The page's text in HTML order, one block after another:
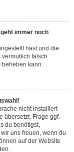
immer noch
hast und die
vermutlich falsch.
beheben kann.
nicht installiert
übersetzt. Frage ggf.
du benötigst,
uns freuen, wenn du
auf der Website